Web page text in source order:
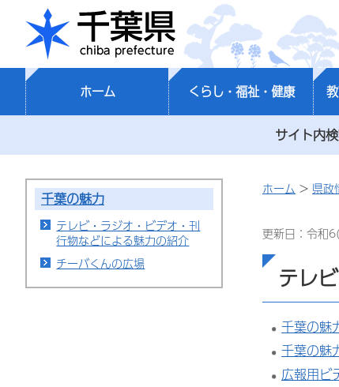
千葉県
ホーム くらし・福祉・健康
サイト内
千葉の魅力
テレビ・ラジオ・ビデオ・刊
行物などによる魅力の紹介
チーバくんの広場
ホーム > 県政
更新日：令和
テレ
千葉の魅
千葉の魅
広報用ビ